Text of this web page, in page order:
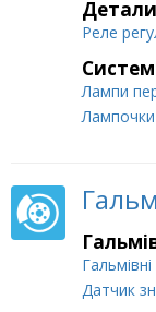
Реле
Лампи
Лампочки
Датчик